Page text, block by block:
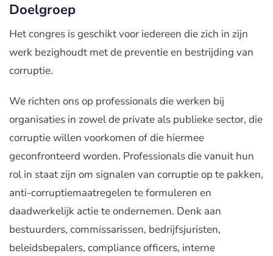
Doelgroep
Het congres is geschikt voor iedereen die zich in zijn
werk bezighoudt met de preventie en bestrijding van
corruptie.
We richten ons op professionals die werken bij
organisaties in zowel de private als publieke sector, die
corruptie willen voorkomen of die hiermee
geconfronteerd worden. Professionals die vanuit hun
rol in staat zijn om signalen van corruptie op te pakken,
anti-corruptiemaatregelen te formuleren en
daadwerkelijk actie te ondernemen. Denk aan
bestuurders, commissarissen, bedrijfsjuristen,
beleidsbepalers, compliance officers, interne